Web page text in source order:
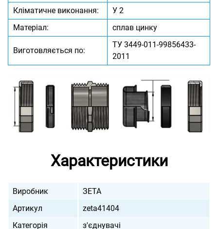
Кліматичне виконання:
У 2
Матеріал:
сплав цинку
Виготовляється по:
ТУ 3449-011-99856433-
2011
Характеристики
Виробник
ЗЕТА
Артикул
zeta41404
Категорія
з'єднувачі